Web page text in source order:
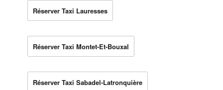
Réserver Taxi Lauresses
Réserver Taxi Montet-Et-Bouxal
Réserver Taxi Sabadel-Latronquière